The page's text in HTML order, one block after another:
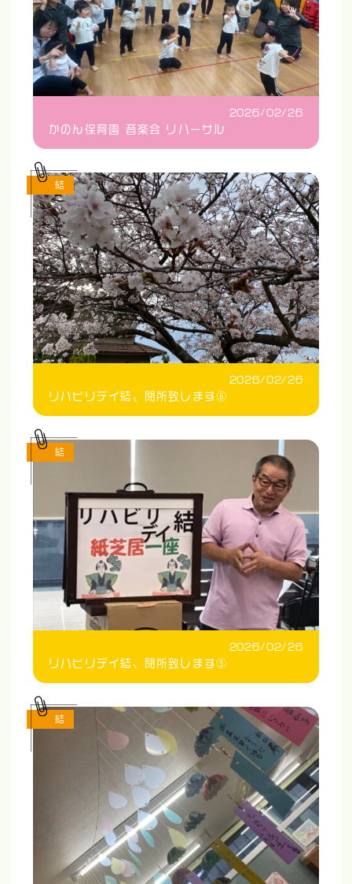
2026/02/26
かのん保育園 音楽会 リハーサル
2026/02/26
リハビリデイ結、閉所致します⑥
結
2026/02/26
リハビリデイ結、閉所致します⑤
結
結